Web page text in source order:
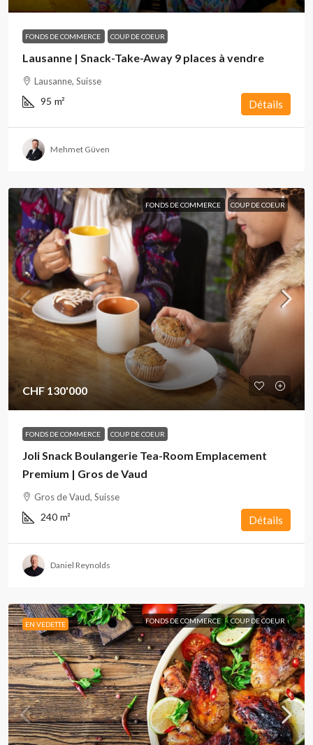
FONDS DE COMMERCE COUP DE COEUR
Lausanne | Snack-Take-Away 9 places à vendre
Lausanne, Suisse
95 m² Détails
Mehmet Güven
FONDS DE COMMERCE COUP DE COEUR
CHF 130'000
FONDS DE COMMERCE COUP DE COEUR
Joli Snack Boulangerie Tea-Room Emplacement
Premium | Gros de Vaud
Gros de Vaud, Suisse
240 m² Détails
Daniel Reynolds
EN VEDETTE FONDS DE COMMERCE COUP DE COEUR